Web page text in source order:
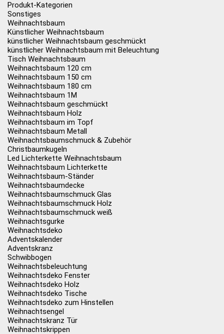
Produkt-Kategorien
Sonstiges
Weihnachtsbaum
Künstlicher Weihnachtsbaum
künstlicher Weihnachtsbaum geschmückt
künstlicher Weihnachtsbaum mit Beleuchtung
Tisch Weihnachtsbaum
Weihnachtsbaum 120 cm
Weihnachtsbaum 150 cm
Weihnachtsbaum 180 cm
Weihnachtsbaum 1M
Weihnachtsbaum geschmückt
Weihnachtsbaum Holz
Weihnachtsbaum im Topf
Weihnachtsbaum Metall
Weihnachtsbaumschmuck & Zubehör
Christbaumkugeln
Led Lichterkette Weihnachtsbaum
Weihnachtsbaum Lichterkette
Weihnachtsbaum-Ständer
Weihnachtsbaumdecke
Weihnachtsbaumschmuck Glas
Weihnachtsbaumschmuck Holz
Weihnachtsbaumschmuck weiß
Weihnachtsgurke
Weihnachtsdeko
Adventskalender
Adventskranz
Schwibbogen
Weihnachtsbeleuchtung
Weihnachtsdeko Fenster
Weihnachtsdeko Holz
Weihnachtsdeko Tische
Weihnachtsdeko zum Hinstellen
Weihnachtsengel
Weihnachtskranz Tür
Weihnachtskrippen